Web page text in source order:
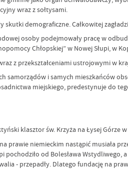
wraz z sołtysami.
demograficzne. Całkowitej
osoby podejmowały pracę w
Chłopskiej” w Nowej Słupi, w
z przekształceniami ustrojowymi w
samorządów i samych mieszkańców
miejskiego, predestynuje do
klasztor św. Krzyża na Łysej Górze
prawie niemieckim nastąpić musiała
pochodziło od Bolesława
- przepadły. Dlatego fundację na